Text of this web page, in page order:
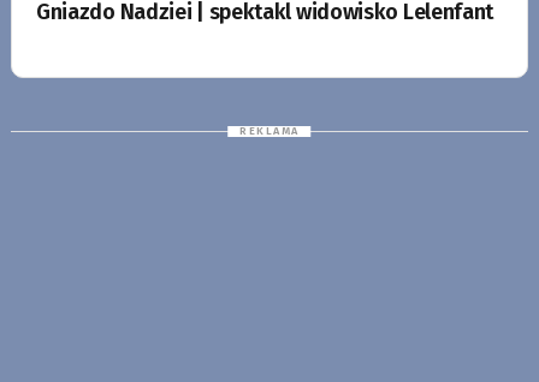
Gniazdo Nadziei | spektakl widowisko Lelenfant